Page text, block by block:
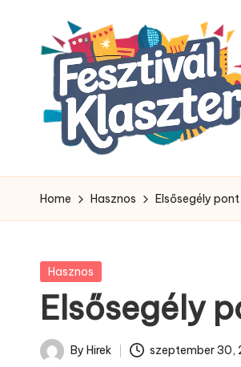
Home Hasznos Elsősegély
Posted
Hasznos
Elsősegély
Posted
By Hirek szeptember 30,